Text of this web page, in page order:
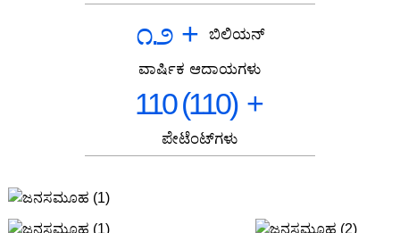
೧.೨ + ಬಿಲಿಯನ್
ವಾರ್ಷಿಕ ಆದಾಯಗಳು
110 (110) +
ಪೇಟೆಂಟ್‌ಗಳು